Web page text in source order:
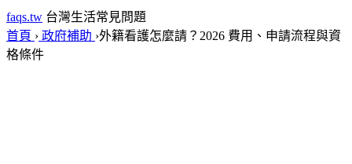
faqs.tw 台灣生活常見問題
首頁 › 政府補助 ›外籍看護怎麼請？2026 費用、申請流程與資
格條件